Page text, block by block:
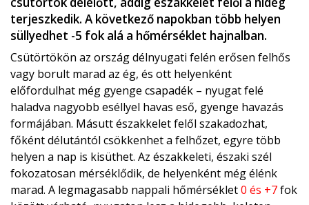
terjeszkedik. A következő napokban több helyen
süllyedhet -5 fok alá a hőmérséklet hajnalban.
Csütörtökön az ország délnyugati felén erősen felhős
vagy borult marad az ég, és ott helyenként
előfordulhat még gyenge csapadék – nyugat felé
haladva nagyobb eséllyel havas eső, gyenge havazás
formájában. Másutt északkelet felől szakadozhat,
főként délutántól csökkenhet a felhőzet, egyre több
helyen a nap is kisüthet. Az északkeleti, északi szél
fokozatosan mérséklődik, de helyenként még élénk
marad. A legmagasabb nappali hőmérséklet0 és +7fok